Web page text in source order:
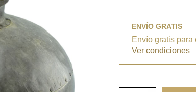
clientes
ENVÍO GRATIS
Envío gratis para
Ver condiciones